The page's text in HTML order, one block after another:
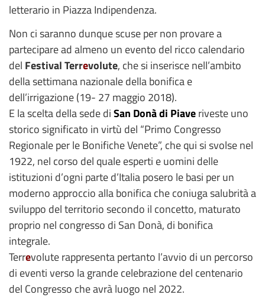
letterario in Piazza Indipendenza.
Non ci saranno dunque scuse per non provare a
partecipare ad almeno un evento del ricco calendario
del Festival Terrevolute, che si inserisce nell’ambito
della settimana nazionale della bonifica e
dell’irrigazione (19- 27 maggio 2018).
E la scelta della sede diSan Donà di Piaveriveste uno
storico significato in virtù del “Primo Congresso
Regionale per le Bonifiche Venete”, che qui si svolse nel
1922, nel corso del quale esperti e uomini delle
istituzioni d’ogni parte d’Italia posero le basi per un
moderno approccio alla bonifica che coniuga salubrità a
sviluppo del territorio secondo il concetto, maturato
proprio nel congresso di San Donà, di bonifica
integrale.
Terrevolute rappresenta pertanto l’avvio di un percorso
di eventi verso la grande celebrazione del centenario
del Congresso che avrà luogo nel 2022.